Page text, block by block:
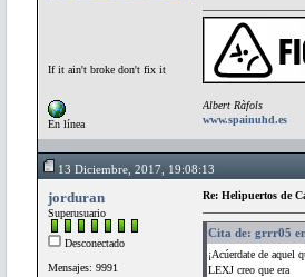
If it ain't broke don't fix it
En línea
Albert Ràfols
www.spainuhd.es
13 Diciembre, 2017, 19:08:13
jorduran
Superusuario
Desconectado
Mensajes: 9991
Re: Helipuertos de
Cita de: grrr05
¡Acúerdate de aquel
LEXJ creo que era